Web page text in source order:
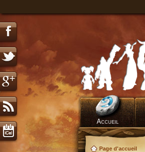
Accueil
Page d'accueil